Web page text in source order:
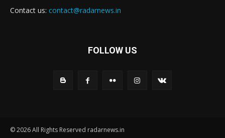
Contact us: contact@radarnews.in
FOLLOW US
© 2026 All Rights Reserved radarnews.in